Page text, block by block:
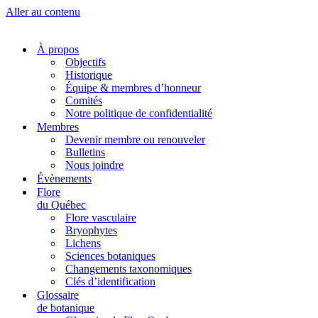
Aller au contenu
À propos
Objectifs
Historique
Équipe & membres d’honneur
Comités
Notre politique de confidentialité
Membres
Devenir membre ou renouveler
Bulletins
Nous joindre
Évènements
Flore
du Québec
Flore vasculaire
Bryophytes
Lichens
Sciences botaniques
Changements taxonomiques
Clés d’identification
Glossaire
de botanique